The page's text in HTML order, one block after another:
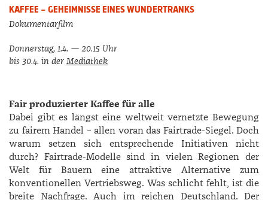
KAFFEE – GEHEIMNISSE EINES WUNDERTRANKS
Dokumentarfilm
Donnerstag, 1.4. — 20.15 Uhr
bis 30.4. in der Mediathek
Fair produzierter Kaffee für alle
Dabei gibt es längst eine weltweit vernetzte Bewegung
zu fairem Handel – allen voran das Fairtrade-­Siegel. Doch
warum setzen sich entsprechende Initiativen nicht
durch? Fairtrade-­Modelle sind in vielen Regionen der
Welt für Bauern eine attraktive Alternative zum
konventionellen Vertriebsweg. Was schlicht fehlt, ist die
breite Nachfrage. Auch im reichen Deutschland. Der